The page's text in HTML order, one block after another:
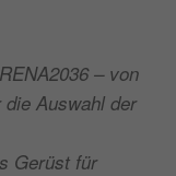
– von
Auswahl der
Gerüst für